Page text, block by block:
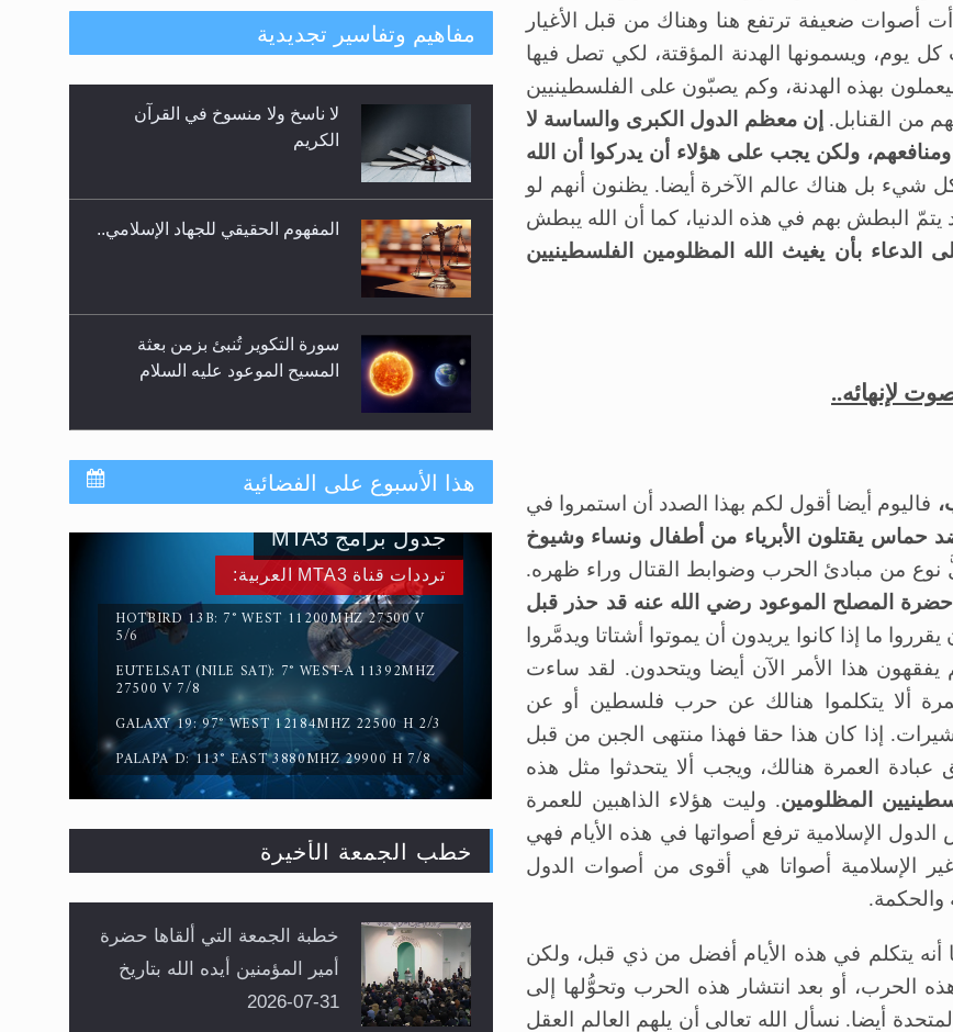
أصوات ضعيفة ترتفع هنا وهناك من قبل الأغيار
يوم، ويسمونها الهدنة المؤقتة، لكي تصل فيها
بهذه الهدنة، وكم يصبّون على الفلسطينيين
من القنابل. إن معظم الدول الكبرى والساسة لا
ولكن يجب على هؤلاء أن يدركوا أن الله
كل شيء بل هناك عالم الآخرة أيضا. يظنون أنهم لو
يتمّ البطش بهم في هذه الدنيا، كما أن الله يبطش
الدعاء بأن يغيث الله المظلومين الفلسطينيين
لإنهائه..
فاليوم أيضا أقول لكم بهذا الصدد أن استمروا في
حماس يقتلون الأبرياء من أطفال ونساء وشيوخ
نوع من مبادئ الحرب وضوابط القتال وراء ظهره.
المصلح الموعود رضي الله عنه قد حذر قبل
ما إذا كانوا يريدون أن يموتوا أشتاتا ويدمَّروا
يفقهون هذا الأمر الآن أيضا ويتحدون. لقد ساءت
ألا يتكلموا هنالك عن حرب فلسطين أو عن
إذا كان هذا حقا فهذا منتهى الجبن من قبل
العمرة هنالك، ويجب ألا يتحدثوا مثل هذه
المظلومين. وليت هؤلاء الذاهبين للعمرة
الإسلامية ترفع أصواتها في هذه الأيام فهي
الإسلامية أصواتا هي أقوى من أصوات الدول
والحكمة.
أنه يتكلم في هذه الأيام أفضل من ذي قبل، ولكن
هذه الحرب، أو بعد انتشار هذه الحرب وتحوُّلها إلى
أيضا. نسأل الله تعالى أن يلهم العالم العقل
هل يُحسب حول الزكاة وفق السنة
الميلادية أو الهجرية؟
هل يجوز فتح مشروع كوافير نسائي
للمحجبات وغير المحجبات؟
مفاهيم وتفاسير تجديدية
لا ناسخ ولا منسوخ في القرآن
الكريم
المفهوم الحقيقي للجهاد الإسلامي..
سورة التكوير تُنبئ بزمن بعثة
المسيح الموعود عليه السلام
حقيقة المسيح الدجال
القرآن قاضٍ وحكمٌ على السنة
ومهيمنٌ عليها.. ليس العكس
هذا الأسبوع على الفضائية
ترددات قناة MTA3 العربية:
HOTBIRD 13B: 7° WEST 11200MHZ 27500 V
5/6
EUTELSAT (NILE SAT): 7° WEST-A 11392MHZ
27500 V 7/8
GALAXY 19: 97° WEST 12184MHZ 22500 H 2/3
PALAPA D: 113° EAST 3880MHZ 29900 H 7/8
جدول برامج MTA3
خطب الجمعة الأخيرة
خطبة الجمعة التي ألقاها حضرة
أمير المؤمنين أيده الله بتاريخ
31-07-2026